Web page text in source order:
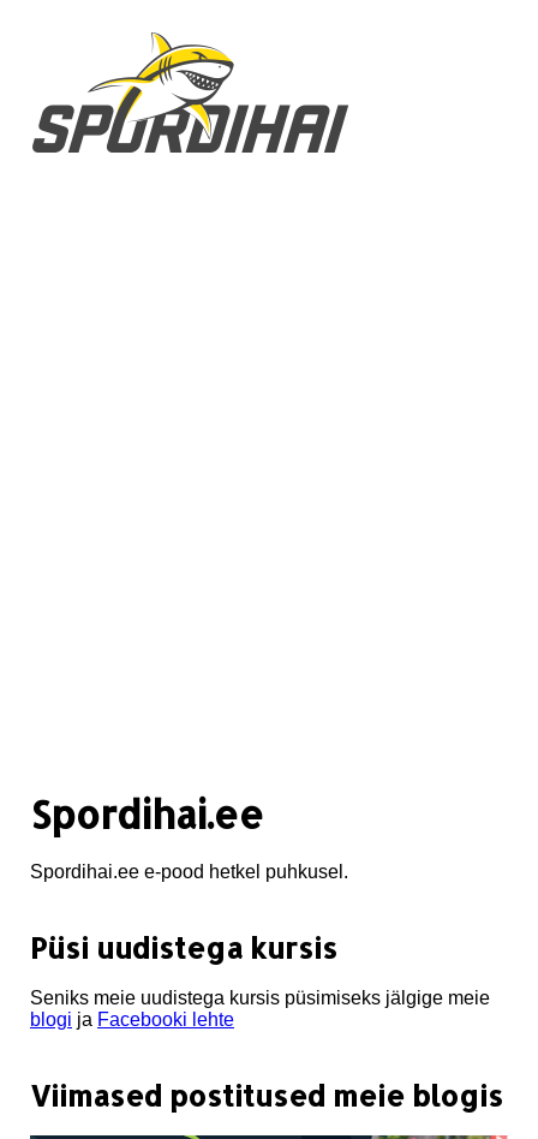
Spordihai.ee
Spordihai.ee e-pood hetkel puhkusel.
Püsi uudistega kursis
Seniks meie uudistega kursis püsimiseks jälgige meie
blogi ja Facebooki lehte
Viimased postitused meie blogis